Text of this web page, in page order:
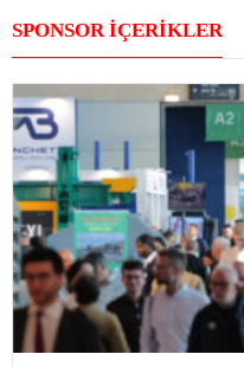
SPONSOR İÇERİKLER